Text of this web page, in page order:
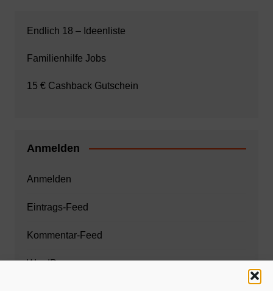
Endlich 18 – Ideenliste
Familienhilfe Jobs
15 € Cashback Gutschein
Anmelden
Anmelden
Eintrags-Feed
Kommentar-Feed
WordPress.org